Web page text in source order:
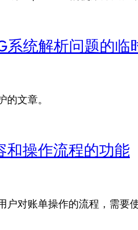
系统解析问题的临
文章。
和操作流程的功能
户对账单操作的流程，需要